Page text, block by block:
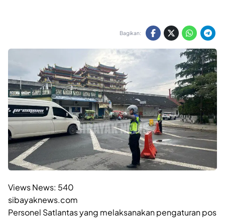
Bagikan:
Views News: 540
sibayaknews.com
Personel Satlantas yang melaksanakan pengaturan pos